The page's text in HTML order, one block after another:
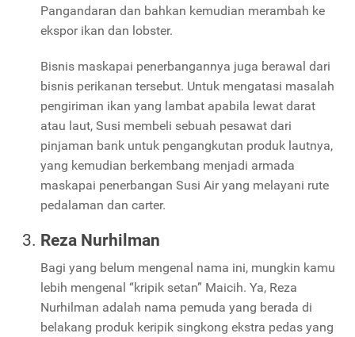
Pangandaran dan bahkan kemudian merambah ke
ekspor ikan dan lobster.
Bisnis maskapai penerbangannya juga berawal dari
bisnis perikanan tersebut. Untuk mengatasi masalah
pengiriman ikan yang lambat apabila lewat darat
atau laut, Susi membeli sebuah pesawat dari
pinjaman bank untuk pengangkutan produk lautnya,
yang kemudian berkembang menjadi armada
maskapai penerbangan Susi Air yang melayani rute
pedalaman dan carter.
Reza Nurhilman
Bagi yang belum mengenal nama ini, mungkin kamu
lebih mengenal “kripik setan” Maicih. Ya, Reza
Nurhilman adalah nama pemuda yang berada di
belakang produk keripik singkong ekstra pedas yang